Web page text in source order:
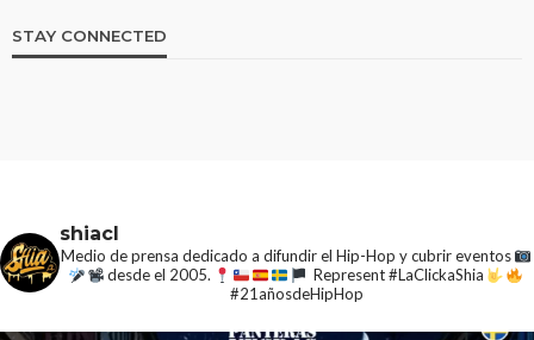
STAY CONNECTED
shiacl
Medio de prensa dedicado a difundir el Hip-Hop y cubrir eventos
desde el 2005.
Represent #LaClickaShia
#21añosdeHipHop